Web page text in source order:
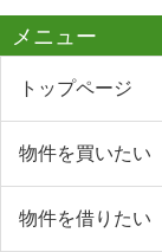
メニュー
トップページ
物件を買いたい
物件を借りたい